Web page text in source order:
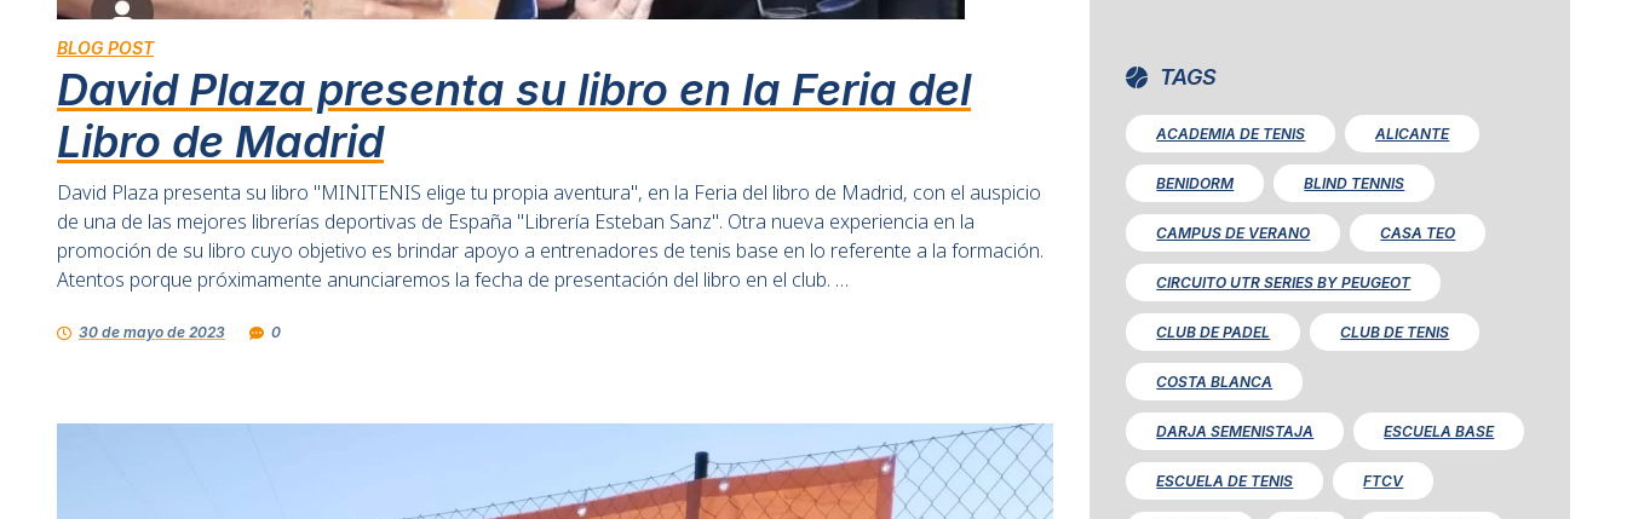
BLOG POST
David Plaza presenta su libro en la Feria del
Libro de Madrid
David Plaza presenta su libro "MINITENIS elige tu propia aventura", en la Feria del libro de Madrid, con el auspicio
de una de las mejores librerías deportivas de España "Librería Esteban Sanz". Otra nueva experiencia en la
promoción de su libro cuyo objetivo es brindar apoyo a entrenadores de tenis base en lo referente a la formación.
Atentos porque próximamente anunciaremos la fecha de presentación del libro en el club. …
30 de mayo de 2023 0
TAGS
ACADEMIA DE TENIS ALICANTE
BENIDORM BLIND TENNIS
CAMPUS DE VERANO CASA TEO
CIRCUITO UTR SERIES BY PEUGEOT
CLUB DE PADEL CLUB DE TENIS
COSTA BLANCA
DARJA SEMENISTAJA ESCUELA BASE
ESCUELA DE TENIS FTCV